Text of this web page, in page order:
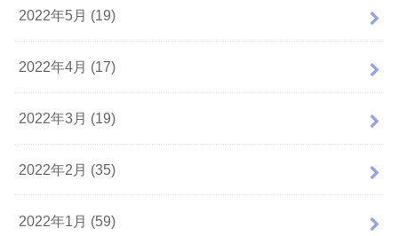
2022年5月 (19)
2022年4月 (17)
2022年3月 (19)
2022年2月 (35)
2022年1月 (59)